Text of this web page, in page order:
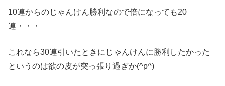
10連からのじゃんけん勝利なので倍になっても20
連・・・
これなら30連引いたときにじゃんけんに勝利したかった
というのは欲の皮が突っ張り過ぎか(^p^)